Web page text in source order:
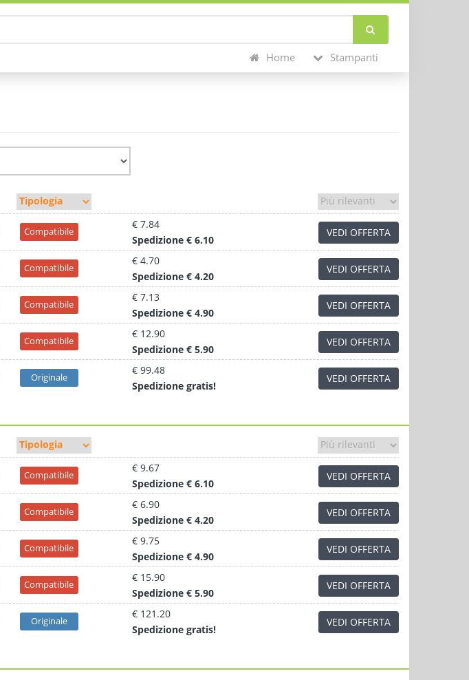
Home Stampanti
Compatibile
€ 7.84
Spedizione € 6.10
VEDI OFFERTA
Compatibile
€ 4.70
Spedizione € 4.20
VEDI OFFERTA
Compatibile
€ 7.13
Spedizione € 4.90
VEDI OFFERTA
Compatibile
€ 12.90
Spedizione € 5.90
VEDI OFFERTA
Originale
€ 99.48
Spedizione gratis!
VEDI OFFERTA
Compatibile
€ 9.67
Spedizione € 6.10
VEDI OFFERTA
Compatibile
€ 6.90
Spedizione € 4.20
VEDI OFFERTA
Compatibile
€ 9.75
Spedizione € 4.90
VEDI OFFERTA
Compatibile
€ 15.90
Spedizione € 5.90
VEDI OFFERTA
Originale
€ 121.20
Spedizione gratis!
VEDI OFFERTA